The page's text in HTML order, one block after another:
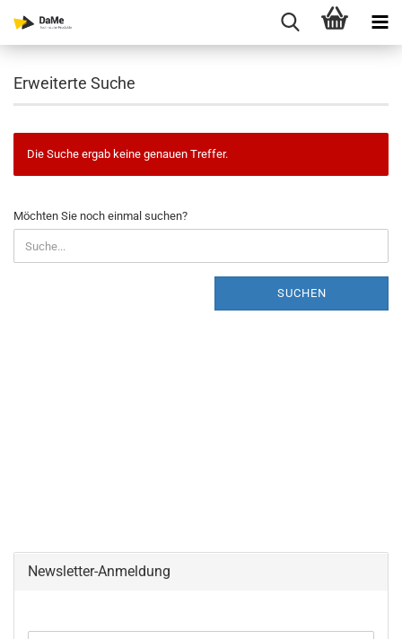
Erweiterte Suche
Die Suche ergab keine genauen Treffer.
MÖCHTEN
SIE
NOCH
EINMAL
Möchten Sie noch einmal suchen?
SUCHEN
Newsletter-Anmeldung